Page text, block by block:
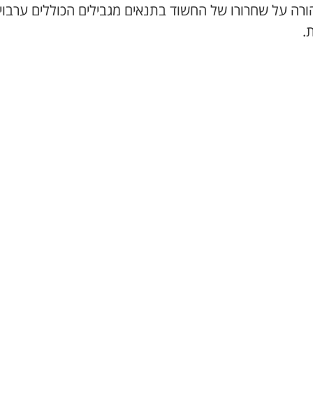
על שחרורו של החשוד בתנאים מגבילים הכוללים